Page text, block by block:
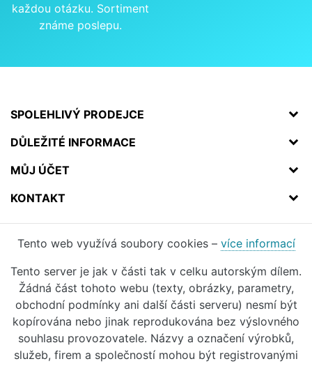
každou otázku. Sortiment
známe poslepu.
SPOLEHLIVÝ PRODEJCE
DŮLEŽITÉ INFORMACE
MŮJ ÚČET
KONTAKT
Tento web využívá soubory cookies – více informací
Tento server je jak v části tak v celku autorským dílem.
Žádná část tohoto webu (texty, obrázky, parametry,
obchodní podmínky ani další části serveru) nesmí být
kopírována nebo jinak reprodukována bez výslovného
souhlasu provozovatele. Názvy a označení výrobků,
služeb, firem a společností mohou být registrovanými